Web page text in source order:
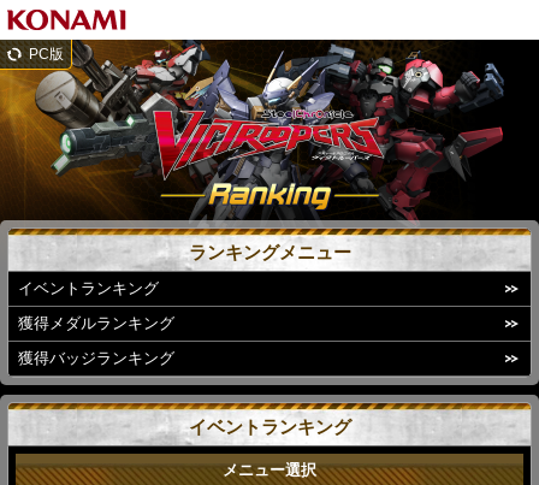
PC版
ランキングメニュー
イベントランキング
獲得メダルランキング
獲得バッジランキング
イベントランキング
メニュー選択